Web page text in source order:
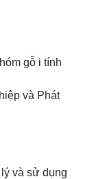
gỗ i tính
và Phát
và sử dụng